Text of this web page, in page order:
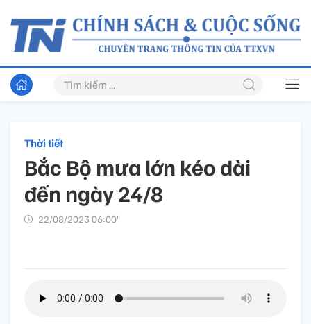
Thời tiết
Bắc Bộ mưa lớn kéo dài
đến ngày 24/8
22/08/2023 06:00’